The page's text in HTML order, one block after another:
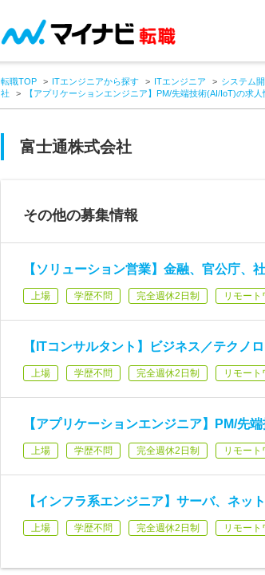
転職TOP ITエンジニアから探す ITエンジニア システム
社
【アプリケーションエンジニア】PM/先端技術(AI/IoT)の求人
富士通株式会社
その他の募集情報
【ソリューション営業】金融、官公庁、
上場 学歴不問 完全週休2日制 リモート
【ITコンサルタント】ビジネス／テクノ
上場 学歴不問 完全週休2日制 リモート
【アプリケーションエンジニア】PM/先
上場 学歴不問 完全週休2日制 リモート
【インフラ系エンジニア】サーバ、ネッ
上場 学歴不問 完全週休2日制 リモート